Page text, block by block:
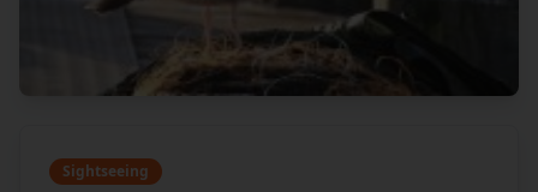
Sightseeing